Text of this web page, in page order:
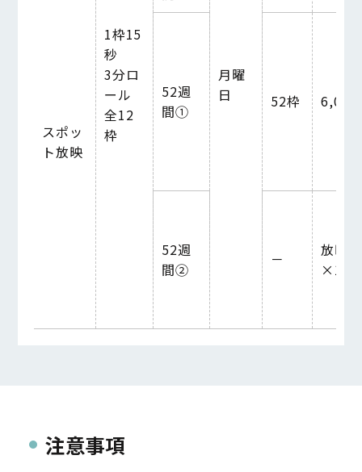
1枠15
秒
3分ロ
ール
全12
枠
月曜
日
スポッ
ト放映
52週
間①
52枠
52週
間②
－
放映
×
注意事項